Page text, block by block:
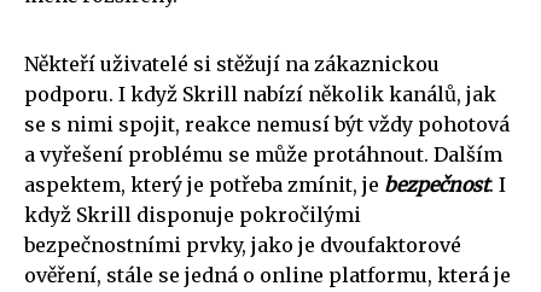
Někteří uživatelé si stěžují na zákaznickou
podporu. I když Skrill nabízí několik kanálů, jak
se s nimi spojit, reakce nemusí být vždy pohotová
a vyřešení problému se může protáhnout. Dalším
aspektem, který je potřeba zmínit, je bezpečnost. I
když Skrill disponuje pokročilými
bezpečnostními prvky, jako je dvoufaktorové
ověření, stále se jedná o online platformu, která je